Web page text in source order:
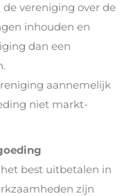
vereniging over de
inhouden en
dan een
aannemelijk
niet markt-
best uitbetalen in
zijn